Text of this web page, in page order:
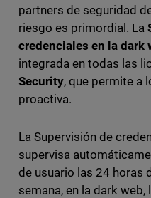
partners de seguridad
riesgo es primordial. La
credenciales en la dark
integrada en todas las
Security, que permite a
proactiva.
La Supervisión de
supervisa
de usuario las 24 horas
semana, en la dark